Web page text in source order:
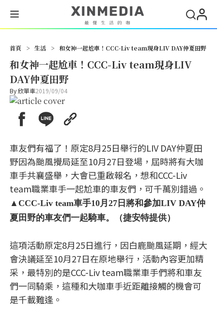
首頁 > 生活 > 和女神一起尬車！CCC-Liv team現身LIV DAY仲夏田野
和女神一起尬車！CCC-Liv team現身LIV
DAY仲夏田野
By欣單車2019/09/04
車友們有福了！原定8月25日舉行的LIV DAY仲夏田
野因為颱風攪局延至10月27日登場，屆時將有大咖
車手共襄盛舉，大會已重啟報名，想和CCC-Liv
team職業車手一起尬車的車友們，可千萬別錯過。
▲CCC-Liv team車手10月27日將和參加LIV DAY仲
夏田野的車友們一起騎車。（捷安特提供）
這項活動原定8月25日進行，因白鹿颱風延期，經大
會決議延至10月27日在原地舉行，活動內容更加精
采，最特別的是CCC-Liv team職業車手們將和車友
們一同騎乘，這種和大咖車手近距離接觸的機會可
是千載難逢。